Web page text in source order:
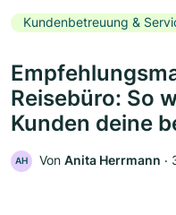
Kundenbetreuung &
Reisebüro: So
Kunden deine
AH Von Anita Herrmann ‧